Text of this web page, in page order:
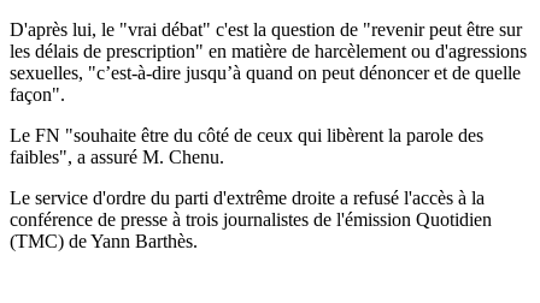
D'après lui, le "vrai débat" c'est la question de "revenir peut être sur
les délais de prescription" en matière de harcèlement ou d'agressions
sexuelles, "c’est-à-dire jusqu’à quand on peut dénoncer et de quelle
façon".
Le FN "souhaite être du côté de ceux qui libèrent la parole des
faibles", a assuré M. Chenu.
Le service d'ordre du parti d'extrême droite a refusé l'accès à la
conférence de presse à trois journalistes de l'émission Quotidien
(TMC) de Yann Barthès.